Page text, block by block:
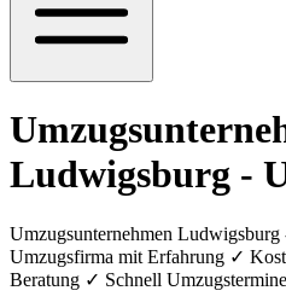
Ludwigsburg -
Umzugsunternehmen
Umzugsfirma mit Erfahrung ✓
Beratung ✓ Schnell Umzugstermine